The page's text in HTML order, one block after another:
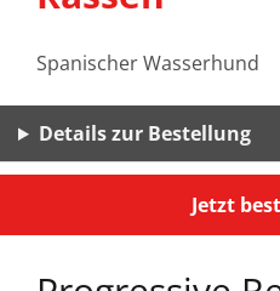
Spanischer Wasserhund
Details zur Bestellung
Jetzt